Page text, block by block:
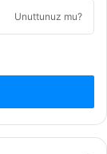
Unuttunuz mu?